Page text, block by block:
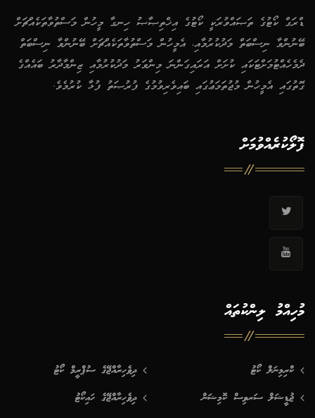
ޑްރަގް ކޯޓުގެ ތަޞައްވުރަކީ ކޯޓުގެ އިޚްތިޞާޞު ހިނގާ މީހުން މަސްތުވާތަކެއްޗަށް
ބޭނުންވާ ނިސްބަތް މަދުކުރުމާއި، އެމީހުން މަސްތުވާތަކެއްޗަށް ބޭނުންވާ ނިސްބަތް
ދެމެހެއްޓުމަށްޓަކައި ކުށަށް އަރައިގަންނަ މިންވަރު މަދުކުރުމާއި ޒިންމާދާރު ބައެއްގެ
ގޮތުގައި އެމީހުން މުޖުތަމަޢުގައި ބައިވެރިވުމުގެ ފުރުޞަތު ފުޅާ ކުރުމެވެ.
ފޮލޯކުރެއްވުމަށް
މުހިއްމު ލިންކުތައް
ދިވެހިރާއްޖޭގެ ސުޕްރީމް ކޯޓު
ދިވެހިރާއްޖޭގެ ހައިކޯޓު
ކްރިމިނަލް ކޯޓު
ޖުޑީޝަލް ސަރވިސް ކޮމިޝަން